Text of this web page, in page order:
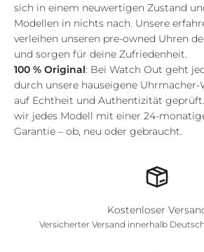
sich in einem neuwertigen Zustand
Modellen in nichts nach. Unsere
verleihen unseren pre-owned Uhren
und sorgen für deine Zufriedenheit.
100 % Original: Bei Watch Out geht
durch unsere hauseigene
auf Echtheit und Authentizität
wir jedes Modell mit einer 24-
Garantie – ob, neu oder gebraucht.
Kostenloser
Versicherter Versand innerhalb